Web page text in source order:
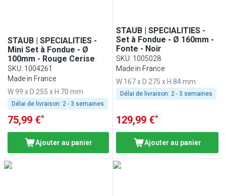
STAUB | SPECIALITIES -
Mini Set à Fondue - Ø
100mm - Rouge Cerise
SKU: 1004261
Made in France
W 99 x D 255 x H 70 mm
Délai de livraison: 2 - 3 semaines
75,99 €*
Ajouter au panier
STAUB | SPECIALITIES -
Set à Fondue - Ø 160mm -
Fonte - Noir
SKU: 1005028
Made in France
W 167 x D 275 x H 84 mm
Délai de livraison: 2 - 3 semaines
129,99 €*
Ajouter au panier